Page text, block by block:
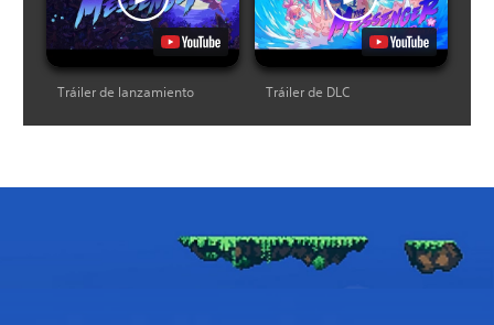
Tráiler de lanzamiento Tráiler de DLC